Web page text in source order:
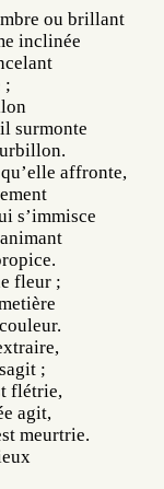
ou brillant
inclinée
;
surmonte
affronte,
s’immisce
fleur ;
;
flétrie,
agit,
meurtrie.